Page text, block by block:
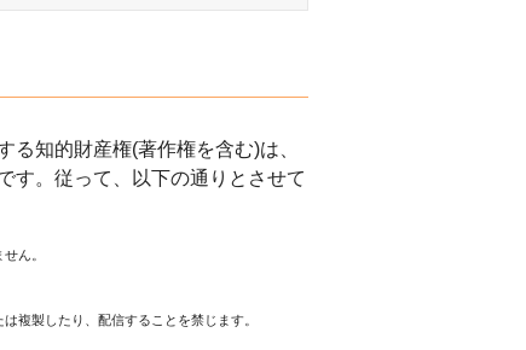
知的財産権(著作権を含む)は、
す。従って、以下の通りとさせて
ん。
複製したり、配信することを禁じます。